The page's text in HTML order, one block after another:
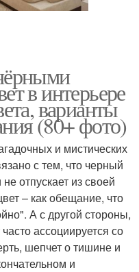
в интерьере
варианты
(80+ фото)
и мистических
с тем, что черный
отпускает из своей
– как обещание, что
А с другой стороны,
ассоциируется со
шепчет о тишине и
и